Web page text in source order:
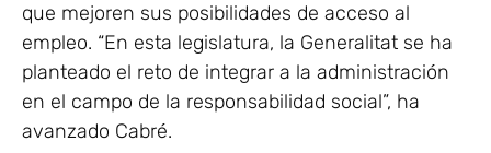
que mejoren sus posibilidades de acceso al
empleo. “En esta legislatura, la Generalitat se ha
planteado el reto de integrar a la administración
en el campo de la responsabilidad social”, ha
avanzado Cabré.